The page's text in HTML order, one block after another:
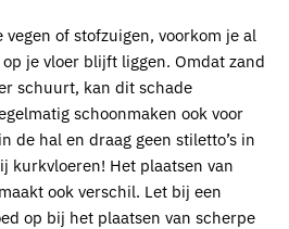
vegen of stofzuigen, voorkom je al
je vloer blijft liggen. Omdat zand
schuurt, kan dit schade
schoonmaken ook voor
de hal en draag geen stiletto’s in
kurkvloeren! Het plaatsen van
ook verschil. Let bij een
op bij het plaatsen van scherpe